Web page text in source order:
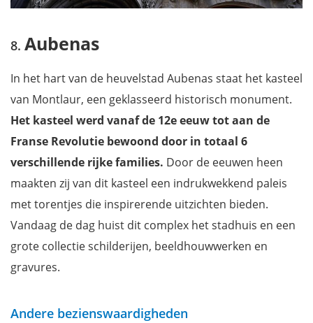
Aubenas
In het hart van de heuvelstad Aubenas staat het kasteel
van Montlaur, een geklasseerd historisch monument.
Het kasteel werd vanaf de 12e eeuw tot aan de
Franse Revolutie bewoond door in totaal 6
verschillende rijke families. Door de eeuwen heen
maakten zij van dit kasteel een indrukwekkend paleis
met torentjes die inspirerende uitzichten bieden.
Vandaag de dag huist dit complex het stadhuis en een
grote collectie schilderijen, beeldhouwwerken en
gravures.
Andere bezienswaardigheden